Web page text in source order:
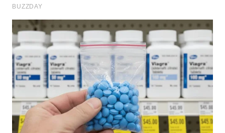
WN
DEPOK
WN
TAPANULI
UTARA
WN
SAMOSIR